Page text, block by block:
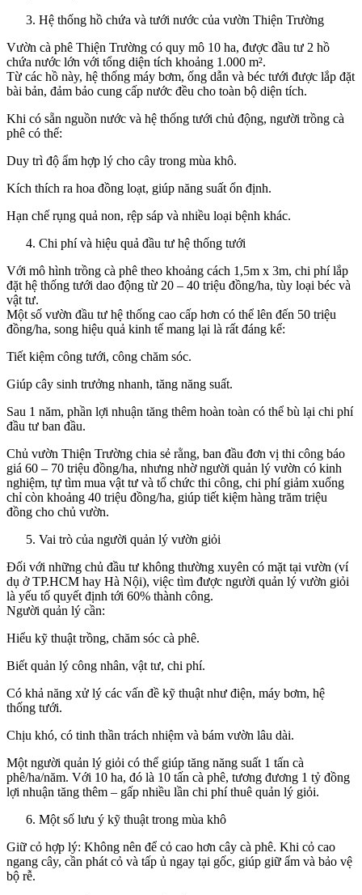
Hệ thống hồ chứa và tưới nước của vườn Thiện Trường
Vườn cà phê Thiện Trường có quy mô 10 ha, được đầu tư 2 hồ
chứa nước lớn với tổng diện tích khoảng 1.000 m².
Từ các hồ này, hệ thống máy bơm, ống dẫn và béc tưới được lắp đặt
bài bản, đảm bảo cung cấp nước đều cho toàn bộ diện tích.
Khi có sẵn nguồn nước và hệ thống tưới chủ động, người trồng cà
phê có thể:
Duy trì độ ẩm hợp lý cho cây trong mùa khô.
Kích thích ra hoa đồng loạt, giúp năng suất ổn định.
Hạn chế rụng quả non, rệp sáp và nhiều loại bệnh khác.
Chi phí và hiệu quả đầu tư hệ thống tưới
Với mô hình trồng cà phê theo khoảng cách 1,5m x 3m, chi phí lắp
đặt hệ thống tưới dao động từ 20 – 40 triệu đồng/ha, tùy loại béc và
vật tư.
Một số vườn đầu tư hệ thống cao cấp hơn có thể lên đến 50 triệu
đồng/ha, song hiệu quả kinh tế mang lại là rất đáng kể:
Tiết kiệm công tưới, công chăm sóc.
Giúp cây sinh trưởng nhanh, tăng năng suất.
Sau 1 năm, phần lợi nhuận tăng thêm hoàn toàn có thể bù lại chi phí
đầu tư ban đầu.
Chủ vườn Thiện Trường chia sẻ rằng, ban đầu đơn vị thi công báo
giá 60 – 70 triệu đồng/ha, nhưng nhờ người quản lý vườn có kinh
nghiệm, tự tìm mua vật tư và tổ chức thi công, chi phí giảm xuống
chỉ còn khoảng 40 triệu đồng/ha, giúp tiết kiệm hàng trăm triệu
đồng cho chủ vườn.
Vai trò của người quản lý vườn giỏi
Đối với những chủ đầu tư không thường xuyên có mặt tại vườn (ví
dụ ở TP.HCM hay Hà Nội), việc tìm được người quản lý vườn giỏi
là yếu tố quyết định tới 60% thành công.
Người quản lý cần:
Hiểu kỹ thuật trồng, chăm sóc cà phê.
Biết quản lý công nhân, vật tư, chi phí.
Có khả năng xử lý các vấn đề kỹ thuật như điện, máy bơm, hệ
thống tưới.
Chịu khó, có tinh thần trách nhiệm và bám vườn lâu dài.
Một người quản lý giỏi có thể giúp tăng năng suất 1 tấn cà
phê/ha/năm. Với 10 ha, đó là 10 tấn cà phê, tương đương 1 tỷ đồng
lợi nhuận tăng thêm – gấp nhiều lần chi phí thuê quản lý giỏi.
Một số lưu ý kỹ thuật trong mùa khô
Giữ cỏ hợp lý: Không nên để cỏ cao hơn cây cà phê. Khi cỏ cao
ngang cây, cần phát cỏ và tấp ủ ngay tại gốc, giúp giữ ẩm và bảo vệ
bộ rễ.